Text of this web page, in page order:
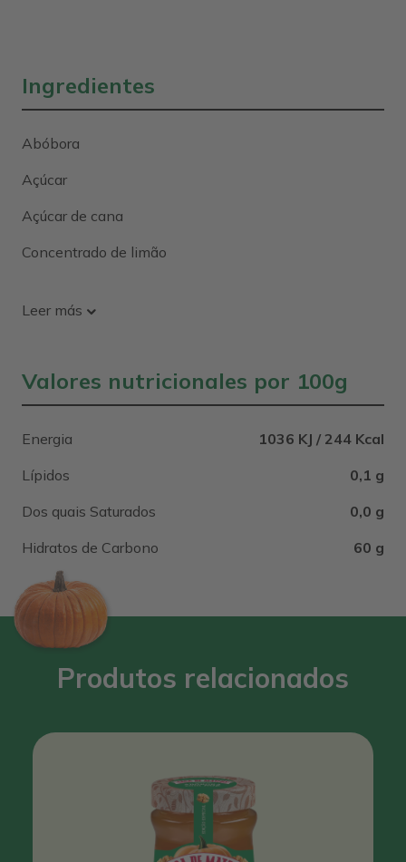
Ingredientes
Abóbora
Açúcar
Açúcar de cana
Concentrado de limão
Leer más
Valores nutricionales por 100g
Energia
1036 KJ / 244 Kcal
Lípidos
0,1 g
Dos quais Saturados
0,0 g
Hidratos de Carbono
60 g
Leer más
Produtos relacionados